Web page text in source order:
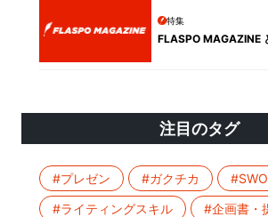
特集
FLASPO MAGAZINE
注目のタグ
#プレゼン #ガクチカ
#ライティングスキル
#企画書・